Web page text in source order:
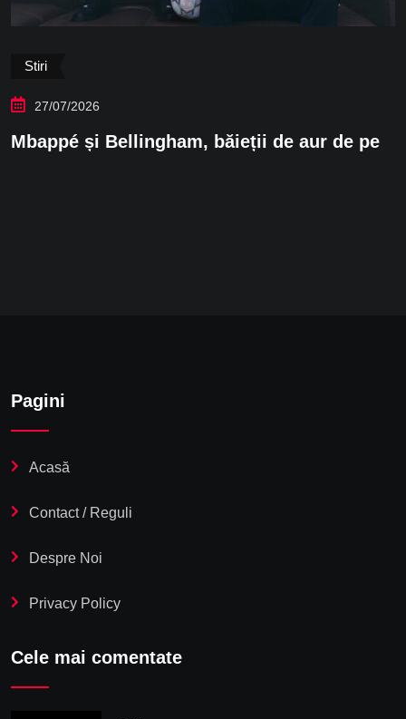
Stiri
27/07/2026
Mbappé și Bellingham, băieții de aur de pe
Pagini
Acasă
Contact / Reguli
Despre Noi
Privacy Policy
Cele mai comentate